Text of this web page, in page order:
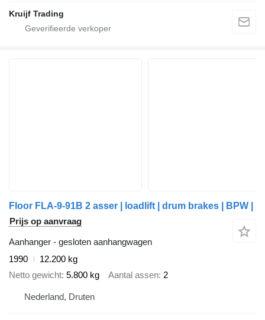
Kruijf Trading
Floor FLA-9-91B 2 asser | loadlift | drum brakes | BPW |
Prijs op aanvraag
Aanhanger - gesloten aanhangwagen
1990
12.200 kg
Netto gewicht 5.800 kg Aantal assen 2
Nederland, Druten